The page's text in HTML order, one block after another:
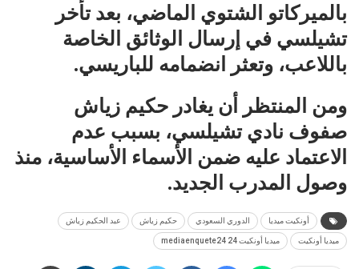
بالميركاتو الشتوي الماضي، بعد تأخر
تشيلسي في إرسال الوثائق الخاصة
باللاعب، وتعثر انضمامه للباريسي.
ومن المنتظر أن يغادر حكيم زياش
صفوف نادي تشيلسي، بسبب عدم
الاعتماد عليه ضمن الأسماء الأساسية، منذ
وصول المدرب الجديد.
أونكيت ميديا الدوري السعودي حكيم زياش عبد الحكيم زياش
ميديا أونكيت ميديا أونكيت 24 mediaenquete24